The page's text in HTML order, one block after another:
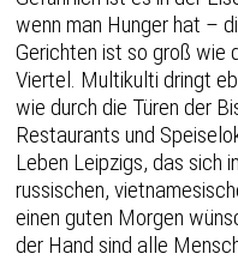
wenn man Hunger hat –
Gerichten ist so groß wie
Viertel. Multikulti dringt
wie durch die Türen der
Restaurants und
Leben Leipzigs, das sich
russischen,
einen guten Morgen
der Hand sind alle